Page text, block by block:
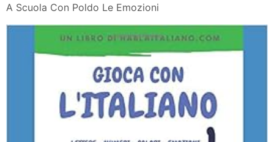
A Scuola Con Poldo Le Emozioni